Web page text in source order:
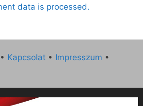
data is processed.
• Kapcsolat • Impresszum •